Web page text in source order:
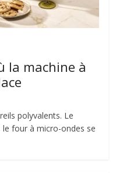
la machine à
polyvalents. Le
four à micro-ondes se